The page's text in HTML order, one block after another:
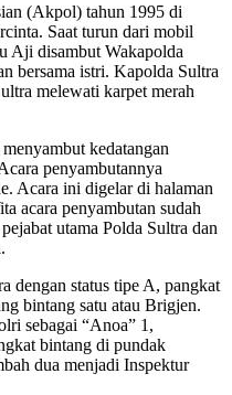
(Akpol) tahun 1995 di
Saat turun dari mobil
Aji disambut Wakapolda
bersama istri. Kapolda Sultra
melewati karpet merah
kedatangan
penyambutannya
Acara ini digelar di halaman
acara penyambutan sudah
utama Polda Sultra dan
dengan status tipe A, pangkat
bintang satu atau Brigjen.
sebagai “Anoa” 1,
bintang di pundak
dua menjadi Inspektur